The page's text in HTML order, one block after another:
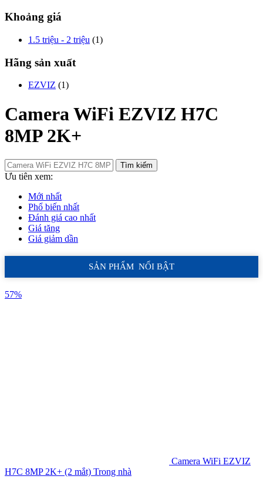
Khoảng giá
1.5 triệu - 2 triệu (1)
Hãng sản xuất
EZVIZ (1)
Camera WiFi EZVIZ H7C
8MP 2K+
Tìm kiếm
Ưu tiên xem:
Mới nhất
Phổ biến nhất
Đánh giá cao nhất
Giá tăng
Giá giảm dần
SẢN PHẨM NỔI BẬT
57%
Camera WiFi EZVIZ
H7C 8MP 2K+ (2 mắt) Trong nhà